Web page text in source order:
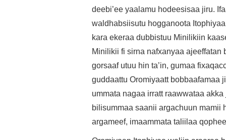
deebi’ee yaalamu hodeesisaa jiru.
waldhabsiisutu hogganoota
kara ekeraa dubbistuu Minilikiin
Minilikii fi sirna nafxanyaa
gorsaaf utuu hin ta’in, gumaa
guddaattu Oromiyaatt bobbaafamaa
ummata nagaa irratt raawwataa
bilisummaa saanii argachuun mamii
argameef, imaammata taliilaa